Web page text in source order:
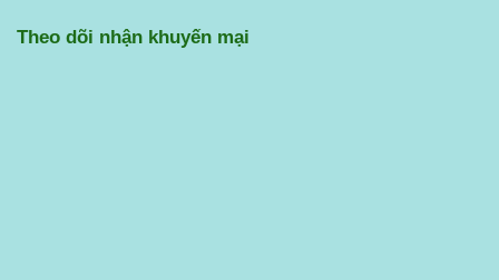
Theo dõi nhận khuyến mại